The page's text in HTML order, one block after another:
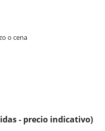
a la playa de arena y al mar
de la tranquilidad mientras se
terraza, sobre la playa, tiene
También tiene un gran jardín
hacer lo que quiera para
segunda terraza, más cerca
cómodos sofás, un excelente
copa.
o cena
- precio indicativo)